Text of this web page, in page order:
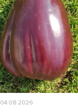
04.08.2026